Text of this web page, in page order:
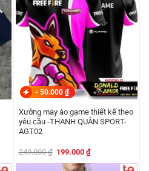
- 50.000 ₫
Xưởng may áo game thiết kế theo
yêu cầu -THANH QUÂN SPORT-
AGT02
249.000₫ Giá
là:
199.000₫Giá
tại